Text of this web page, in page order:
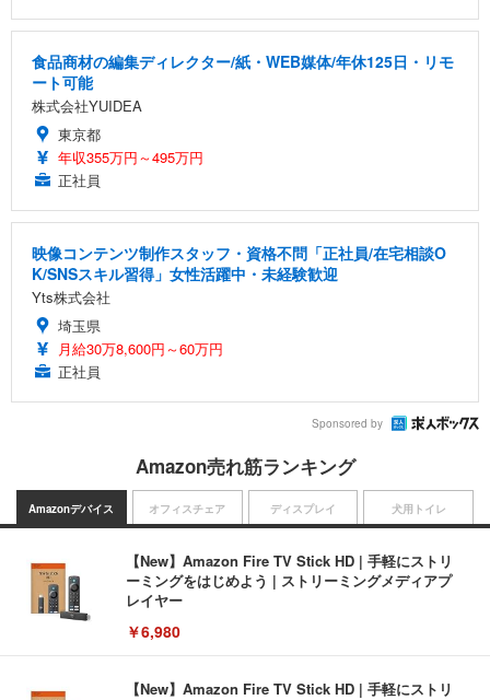
食品商材の編集ディレクター/紙・WEB媒体/年休125日・リモ
ート可能
株式会社YUIDEA
東京都
年収355万円～495万円
正社員
映像コンテンツ制作スタッフ・資格不問「正社員/在宅相談O
K/SNSスキル習得」女性活躍中・未経験歓迎
Yts株式会社
埼玉県
月給30万8,600円～60万円
正社員
Sponsored by
Amazon売れ筋ランキング
Amazonデバイス
【New】Amazon Fire TV Stick HD | 手軽にストリ
ーミングをはじめよう | ストリーミングメディアプ
レイヤー
￥6,980
【New】Amazon Fire TV Stick HD | 手軽にストリ
オフィスチェア ディスプレイ 犬用トイレ